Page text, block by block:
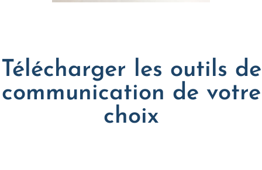
Télécharger les outils de
communication de votre
choix